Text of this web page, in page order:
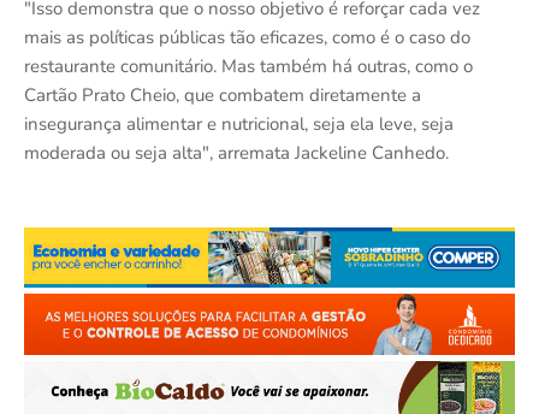
"Isso demonstra que o nosso objetivo é reforçar cada vez
mais as políticas públicas tão eficazes, como é o caso do
restaurante comunitário. Mas também há outras, como o
Cartão Prato Cheio, que combatem diretamente a
insegurança alimentar e nutricional, seja ela leve, seja
moderada ou seja alta", arremata Jackeline Canhedo.